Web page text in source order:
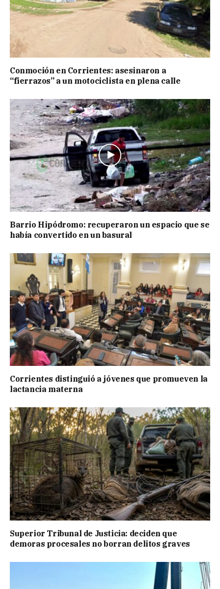
Conmoción en Corrientes: asesinaron a
“fierrazos” a un motociclista en plena calle
Barrio Hipódromo: recuperaron un espacio que se
había convertido en un basural
Corrientes distinguió a jóvenes que promueven la
lactancia materna
Superior Tribunal de Justicia: deciden que
demoras procesales no borran delitos graves